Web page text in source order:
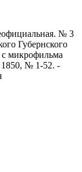
№ 3
Губернского
микрофильма
1850, № 1-52. -